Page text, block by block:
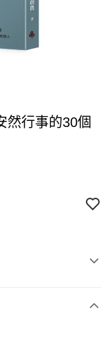
然行事的30個